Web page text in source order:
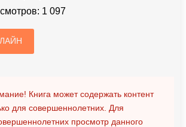
1 097
Книга может содержать контент
для совершеннолетних. Для
просмотр данного